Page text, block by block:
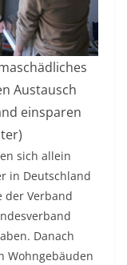
Austausch
einsparen
sich allein
in Deutschland
der Verband
Danach
Wohngebäuden